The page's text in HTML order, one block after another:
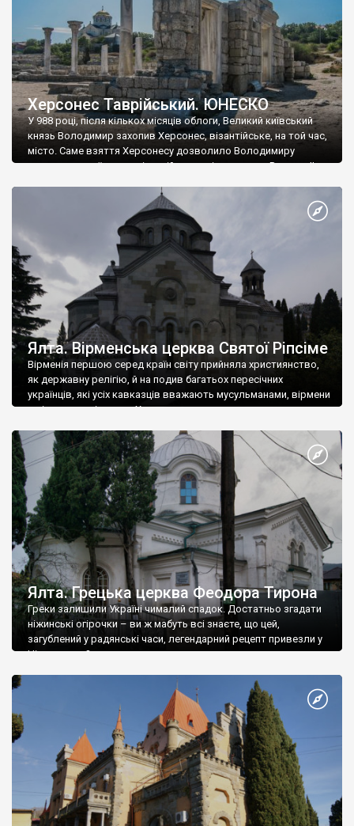
Херсонес Таврійський. ЮНЕСКО
У 988 році, після кількох місяців облоги, Великий київський
князь Володимир захопив Херсонес, візантійське, на той час,
місто. Саме взяття Херсонесу дозволило Володимиру
диктувати свої умови візантійському імператору Василю ІІ, та
Херсонесі Володимир-язичник, став Василем-християнином.
А потім було Хрещення Русі. На честь Херсонесу Таврійського
Ялта. Вірменська церква Святої Ріпсіме
Вірменія першою серед країн світу прийняла християнство,
як державну релігію, й на подив багатьох пересічних
українців, які усіх кавказців вважають мусульманами, вірмени
є відданими вірянами Христа
Ялта. Грецька церква Феодора Тирона
Греки залишили Україні чималий спадок. Достатньо згадати
ніжинські огірочки – ви ж мабуть всі знаєте, що цей,
загублений у радянські часи, легендарний рецепт привезли у
Ніжин греки?